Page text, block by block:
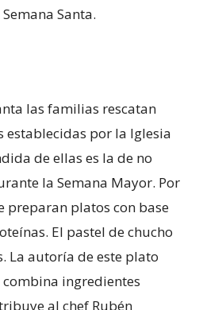
Santa.
las familias rescatan
por la Iglesia
de ellas es la de no
la Semana Mayor. Por
preparan platos con base
El pastel de chucho
La autoría de este plato
ingredientes
al chef Rubén